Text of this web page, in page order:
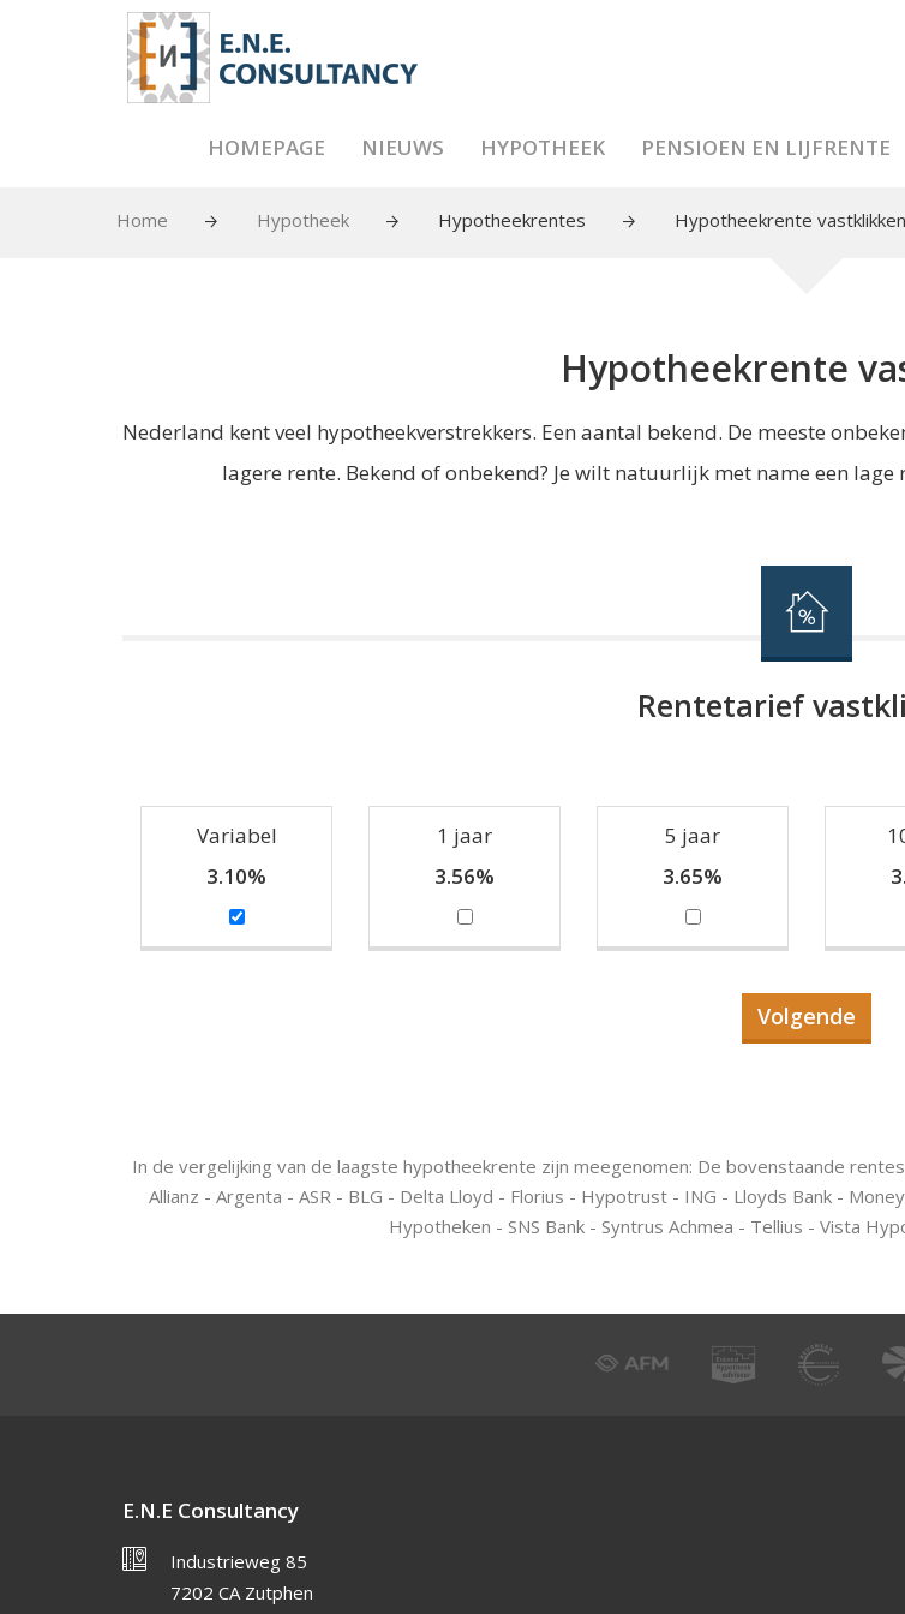
HOMEPAGE NIEUWS HYPOTHEEK PENSIOEN EN LIJFRENTE
Home Hypotheek Hypotheekrentes Hypotheekrente vastklikken
Hypotheekrente
Nederland kent veel hypotheekverstrekkers. Een aantal bekend. De meeste
lagere rente. Bekend of onbekend? Je wilt natuurlijk met name een
Rentetarief
Variabel
3.10%
1 jaar
3.56%
5 jaar
3.65%
Volgende
In de vergelijking van de laagste hypotheekrente zijn meegenomen: De bovenstaande
Allianz - Argenta - ASR - BLG - Delta Lloyd - Florius - Hypotrust - ING - Lloyds Bank -
Hypotheken - SNS Bank - Syntrus Achmea - Tellius - Vista
E.N.E Consultancy
Industrieweg 85
7202 CA Zutphen